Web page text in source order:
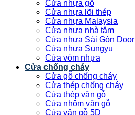
Cửa nhựa gỗ
Cửa nhựa lõi thép
Cửa nhựa Malaysia
Cửa nhựa nhà tắm
Cửa nhựa Sài Gòn Door
Cửa nhựa Sungyu
Cửa vòm nhựa
Cửa chống cháy
Cửa gỗ chống cháy
Cửa thép chống cháy
Cửa thép vân gỗ
Cửa nhôm vân gỗ
Cửa vân gỗ 5D